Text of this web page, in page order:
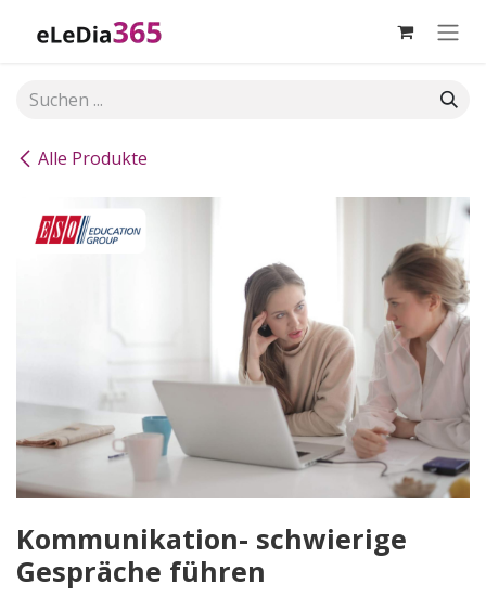
Alle Produkte
Kommunikation- schwierige
Gespräche führen